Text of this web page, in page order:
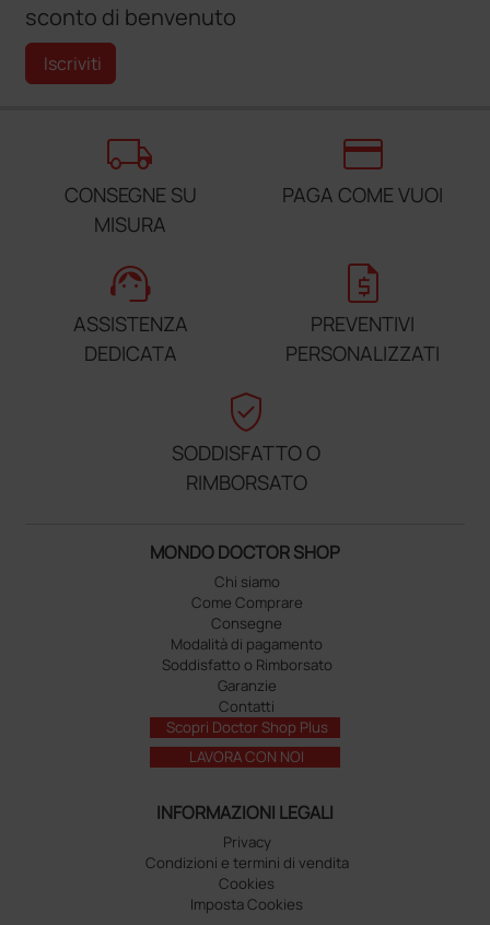
sconto di benvenuto
Iscriviti
local_shipping
CONSEGNE SU
MISURA
credit_card
PAGA COME VUOI
support_agent
ASSISTENZA
DEDICATA
request_quote
PREVENTIVI
PERSONALIZZATI
verified_user
SODDISFATTO O
RIMBORSATO
MONDO DOCTOR SHOP
Chi siamo
Come Comprare
Consegne
Modalità di pagamento
Soddisfatto o Rimborsato
Garanzie
Contatti
Scopri Doctor Shop Plus
LAVORA CON NOI
INFORMAZIONI LEGALI
Privacy
Condizioni e termini di vendita
Cookies
Imposta Cookies